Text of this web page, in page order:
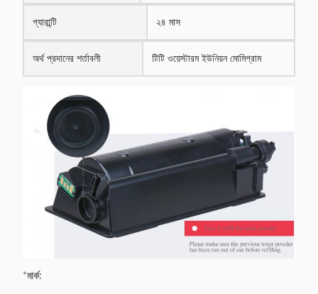
গ্যারান্টি ২৪ মাস
অর্থ প্রদানের শর্তাবলী টিটি ওয়েস্টারম ইউনিয়ন মোমিগ্রাম
*মার্ক: